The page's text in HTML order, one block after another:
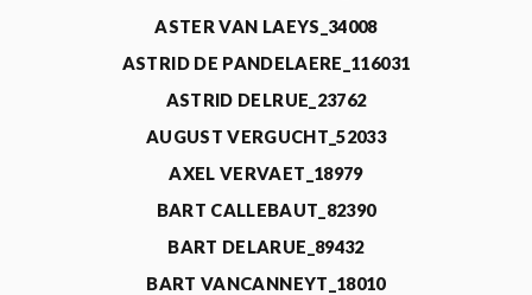
ASTER VAN LAEYS_34008
ASTRID DE PANDELAERE_116031
ASTRID DELRUE_23762
AUGUST VERGUCHT_52033
AXEL VERVAET_18979
BART CALLEBAUT_82390
BART DELARUE_89432
BART VANCANNEYT_18010